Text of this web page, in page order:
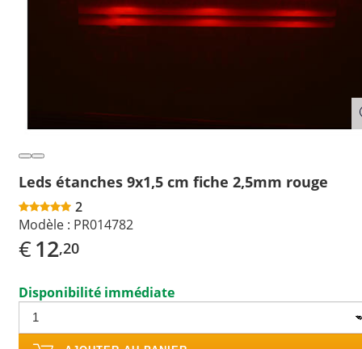
Leds étanches 9x1,5 cm fiche 2,5mm rouge
2
Modèle : PR014782
€12,20
Disponibilité immédiate